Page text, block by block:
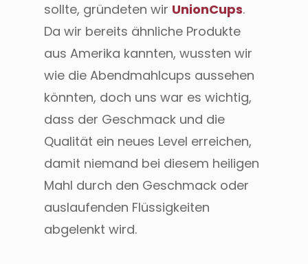
sollte, gründeten wir UnionCups.
Da wir bereits ähnliche Produkte
aus Amerika kannten, wussten wir
wie die Abendmahlcups aussehen
könnten, doch uns war es wichtig,
dass der Geschmack und die
Qualität ein neues Level erreichen,
damit niemand bei diesem heiligen
Mahl durch den Geschmack oder
auslaufenden Flüssigkeiten
abgelenkt wird.